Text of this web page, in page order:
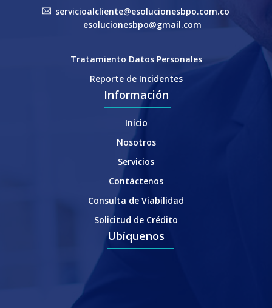
servicioalcliente@esolucionesbpo.com.co
esolucionesbpo@gmail.com
Tratamiento Datos Personales
Reporte de Incidentes
Información
Inicio
Nosotros
Servicios
Contáctenos
Consulta de Viabilidad
Solicitud de Crédito
Ubíquenos